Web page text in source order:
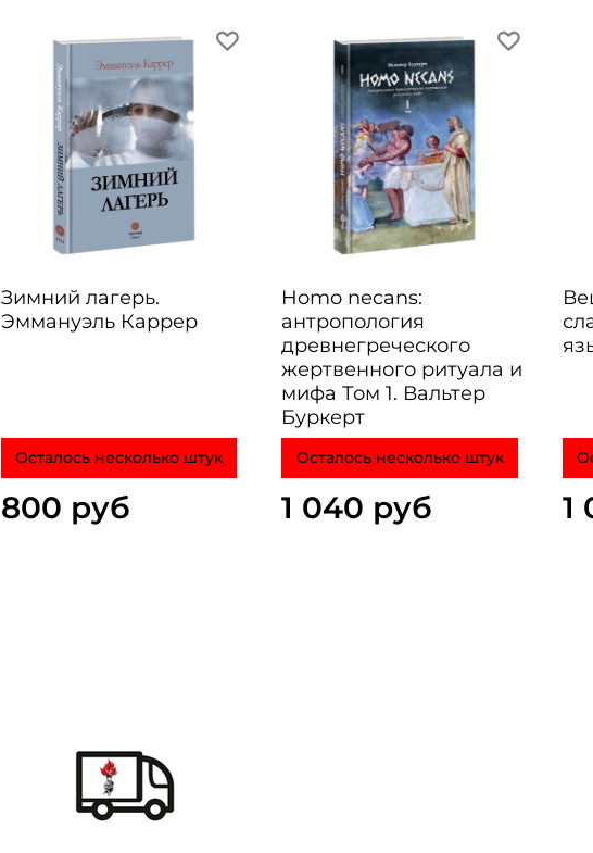
Зимний лагерь.
Эммануэль Каррер
Осталось несколько штук
800 руб
Homo necans:
антропология
древнегреческого
жертвенного ритуала и
мифа Том 1. Вальтер
Буркерт
Осталось несколько штук
1 040 руб 1